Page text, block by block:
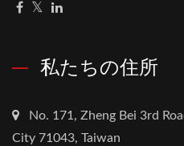
私たちの住所
No. 171, Zheng Bei 3rd
City 71043, Taiwan